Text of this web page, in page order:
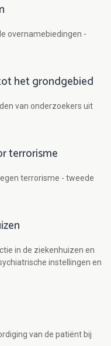
overnamebiedingen -
het grondgebied
van onderzoekers uit
terrorisme
terrorisme - tweede
in de ziekenhuizen en
instellingen en
van de patiënt bij